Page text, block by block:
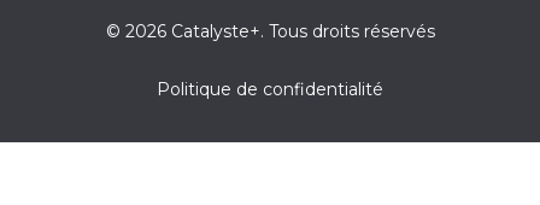
© 2026 Catalyste+. Tous droits réservés
Politique de confidentialité